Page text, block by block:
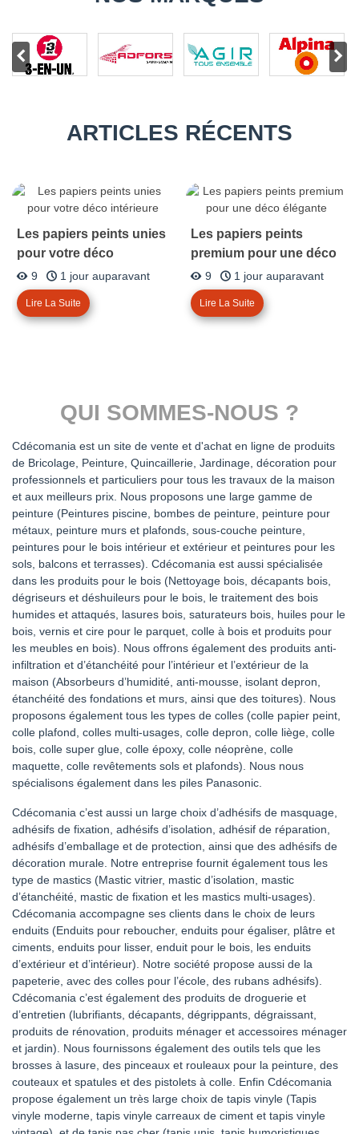
ARTICLES RÉCENTS
Les papiers peints unies
pour votre déco
intérieure
9 1 jour auparavant
Lire La Suite
Les papiers peints
premium pour une déco
élégante
9 1 jour auparavant
Lire La Suite
QUI SOMMES-NOUS ?
Cdécomania est un site de vente et d'achat en ligne de produits
de Bricolage, Peinture, Quincaillerie, Jardinage, décoration pour
professionnels et particuliers pour tous les travaux de la maison
et aux meilleurs prix. Nous proposons une large gamme de
peinture (Peintures piscine, bombes de peinture, peinture pour
métaux, peinture murs et plafonds, sous-couche peinture,
peintures pour le bois intérieur et extérieur et peintures pour les
sols, balcons et terrasses). Cdécomania est aussi spécialisée
dans les produits pour le bois (Nettoyage bois, décapants bois,
dégriseurs et déshuileurs pour le bois, le traitement des bois
humides et attaqués, lasures bois, saturateurs bois, huiles pour le
bois, vernis et cire pour le parquet, colle à bois et produits pour
les meubles en bois). Nous offrons également des produits anti-
infiltration et d’étanchéité pour l’intérieur et l’extérieur de la
maison (Absorbeurs d’humidité, anti-mousse, isolant depron,
étanchéité des fondations et murs, ainsi que des toitures). Nous
proposons également tous les types de colles (colle papier peint,
colle plafond, colles multi-usages, colle depron, colle liège, colle
bois, colle super glue, colle époxy, colle néoprène, colle
maquette, colle revêtements sols et plafonds). Nous nous
spécialisons également dans les piles Panasonic.
Cdécomania c’est aussi un large choix d’adhésifs de masquage,
adhésifs de fixation, adhésifs d’isolation, adhésif de réparation,
adhésifs d’emballage et de protection, ainsi que des adhésifs de
décoration murale. Notre entreprise fournit également tous les
type de mastics (Mastic vitrier, mastic d’isolation, mastic
d’étanchéité, mastic de fixation et les mastics multi-usages).
Cdécomania accompagne ses clients dans le choix de leurs
enduits (Enduits pour reboucher, enduits pour égaliser, plâtre et
ciments, enduits pour lisser, enduit pour le bois, les enduits
d’extérieur et d’intérieur). Notre société propose aussi de la
papeterie, avec des colles pour l’école, des rubans adhésifs).
Cdécomania c’est également des produits de droguerie et
d’entretien (lubrifiants, décapants, dégrippants, dégraissant,
produits de rénovation, produits ménager et accessoires ménager
et jardin). Nous fournissons également des outils tels que les
brosses à lasure, des pinceaux et rouleaux pour la peinture, des
couteaux et spatules et des pistolets à colle. Enfin Cdécomania
propose également un très large choix de tapis vinyle (Tapis
vinyle moderne, tapis vinyle carreaux de ciment et tapis vinyle